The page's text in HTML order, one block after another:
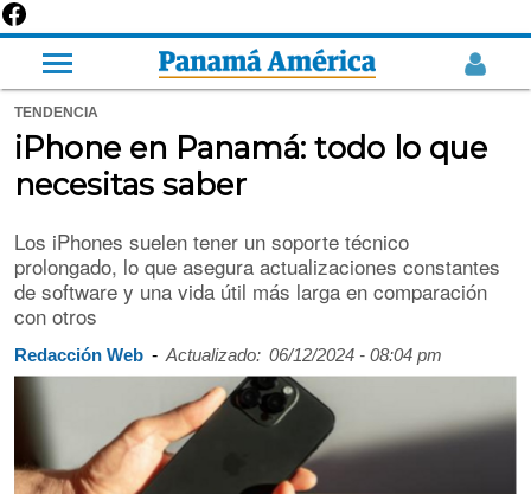
TENDENCIA
iPhone en Panamá: todo lo que
necesitas saber
Los iPhones suelen tener un soporte técnico
prolongado, lo que asegura actualizaciones constantes
de software y una vida útil más larga en comparación
con otros
Redacción Web - Actualizado: 06/12/2024 - 08:04 pm